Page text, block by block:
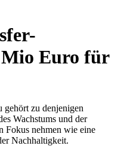
Euro für
gehört zu denjenigen
Wachstums und der
Fokus nehmen wie eine
Nachhaltigkeit.